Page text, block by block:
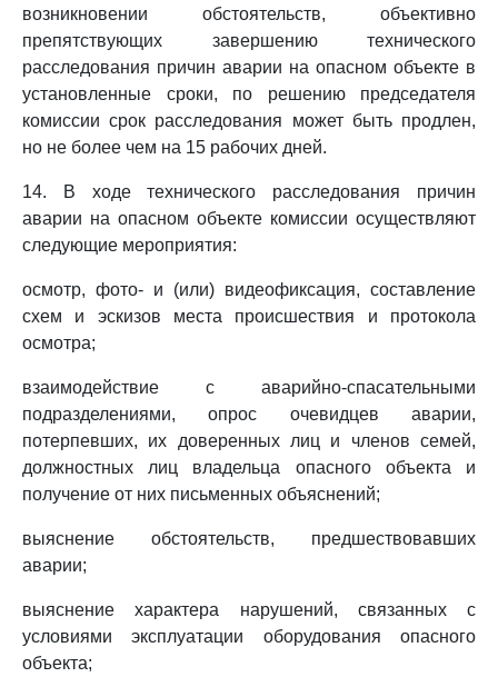
возникновении обстоятельств, объективно
препятствующих завершению технического
расследования причин аварии на опасном объекте в
установленные сроки, по решению председателя
комиссии срок расследования может быть продлен,
но не более чем на 15 рабочих дней.
14. В ходе технического расследования причин
аварии на опасном объекте комиссии осуществляют
следующие мероприятия:
осмотр, фото- и (или) видеофиксация, составление
схем и эскизов места происшествия и протокола
осмотра;
взаимодействие с аварийно-спасательными
подразделениями, опрос очевидцев аварии,
потерпевших, их доверенных лиц и членов семей,
должностных лиц владельца опасного объекта и
получение от них письменных объяснений;
выяснение обстоятельств, предшествовавших
аварии;
выяснение характера нарушений, связанных с
условиями эксплуатации оборудования опасного
объекта;